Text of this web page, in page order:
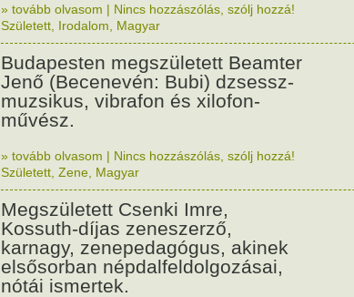
» tovább olvasom | Nincs hozzászólás, szólj hozzá!
Született Irodalom Magyar
Budapesten megszületett Beamter
Jenő (Becenevén: Bubi) dzsessz-
muzsikus, vibrafon és xilofon-
művész.
» tovább olvasom | Nincs hozzászólás, szólj hozzá!
Született Zene Magyar
Megszületett Csenki Imre,
Kossuth-díjas zeneszerző,
karnagy, zenepedagógus, akinek
elsősorban népdalfeldolgozásai,
nótái ismertek.